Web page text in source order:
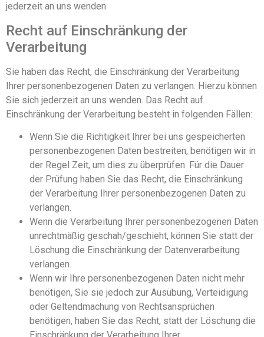
jederzeit an uns wenden.
Recht auf Einschränkung der
Verarbeitung
Sie haben das Recht, die Einschränkung der Verarbeitung
Ihrer personenbezogenen Daten zu verlangen. Hierzu können
Sie sich jederzeit an uns wenden. Das Recht auf
Einschränkung der Verarbeitung besteht in folgenden Fällen:
Wenn Sie die Richtigkeit Ihrer bei uns gespeicherten
personenbezogenen Daten bestreiten, benötigen wir in
der Regel Zeit, um dies zu überprüfen. Für die Dauer
der Prüfung haben Sie das Recht, die Einschränkung
der Verarbeitung Ihrer personenbezogenen Daten zu
verlangen.
Wenn die Verarbeitung Ihrer personenbezogenen Daten
unrechtmäßig geschah/geschieht, können Sie statt der
Löschung die Einschränkung der Datenverarbeitung
verlangen.
Wenn wir Ihre personenbezogenen Daten nicht mehr
benötigen, Sie sie jedoch zur Ausübung, Verteidigung
oder Geltendmachung von Rechtsansprüchen
benötigen, haben Sie das Recht, statt der Löschung die